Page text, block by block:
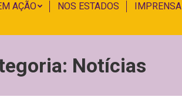
AÇÃO NOS ESTADOS IMPRENSA
Notícias